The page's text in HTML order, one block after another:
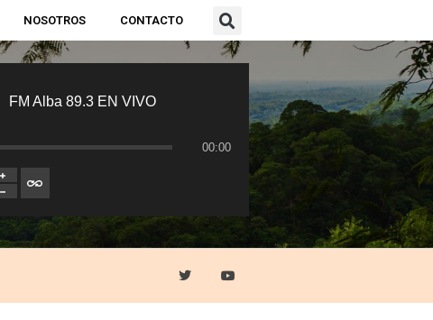
NOSOTROS CONTACTO
FM Alba 89.3 EN VIVO
00:00